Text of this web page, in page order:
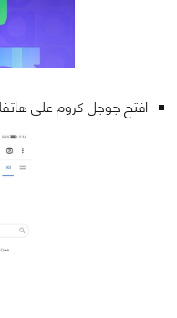
افتح جوجل كروم على